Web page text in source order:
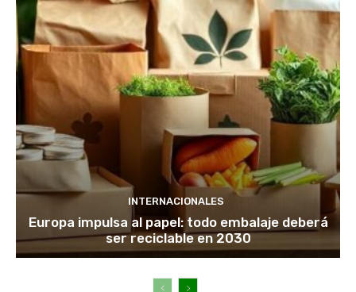
INTERNACIONALES
Europa impulsa al papel: todo embalaje deberá
ser reciclable en 2030